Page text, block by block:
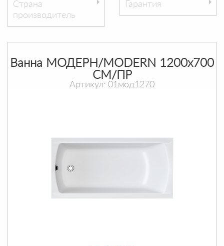
Страна
производитель
Гарантия
Ванна МОДЕРН/MODERN 1200х700
СМ/ПР
Артикул: 01мод1270